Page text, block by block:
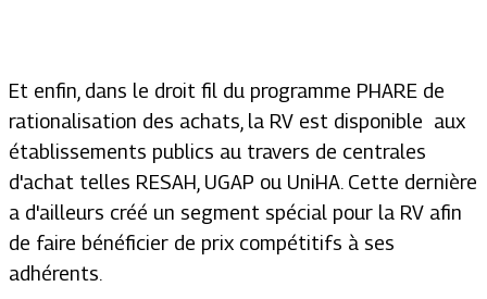
Et enfin, dans le droit fil du programme PHARE de
rationalisation des achats, la RV est disponible aux
établissements publics au travers de centrales
d'achat telles RESAH, UGAP ou UniHA. Cette dernière
a d'ailleurs créé un segment spécial pour la RV afin
de faire bénéficier de prix compétitifs à ses
adhérents.